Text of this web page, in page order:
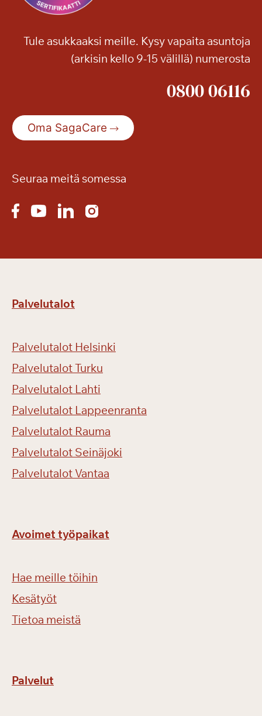
Tule asukkaaksi meille. Kysy vapaita asuntoja
(arkisin kello 9-15 välillä) numerosta
0800 06116
Oma SagaCare
Seuraa meitä somessa
Palvelutalot
Palvelutalot Helsinki
Palvelutalot Turku
Palvelutalot Lahti
Palvelutalot Lappeenranta
Palvelutalot Rauma
Palvelutalot Seinäjoki
Palvelutalot Vantaa
Avoimet työpaikat
Hae meille töihin
Kesätyöt
Tietoa meistä
Palvelut